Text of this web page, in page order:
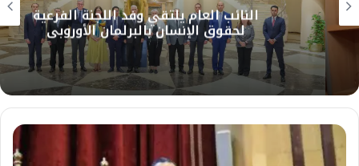
النائب العام يلتقي وفد اللجنة الفرعية
لحقوق الإنسان بالبرلمان الأوروبي